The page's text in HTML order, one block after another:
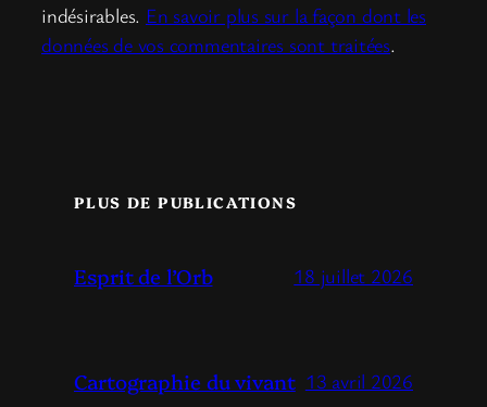
indésirables. En savoir plus sur la façon dont les
données de vos commentaires sont traitées.
PLUS DE PUBLICATIONS
Esprit de l’Orb 18 juillet 2026
Cartographie du vivant 13 avril 2026